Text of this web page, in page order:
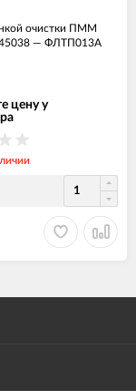
очистки ПММ
— ФЛТП013А
цену у